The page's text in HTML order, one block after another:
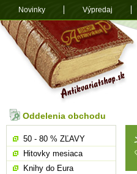
Oddelenia obchodu
50 - 80 % ZĽAVY
Hitovky mesiaca
Knihy do Eura
Novinky Výpredaj